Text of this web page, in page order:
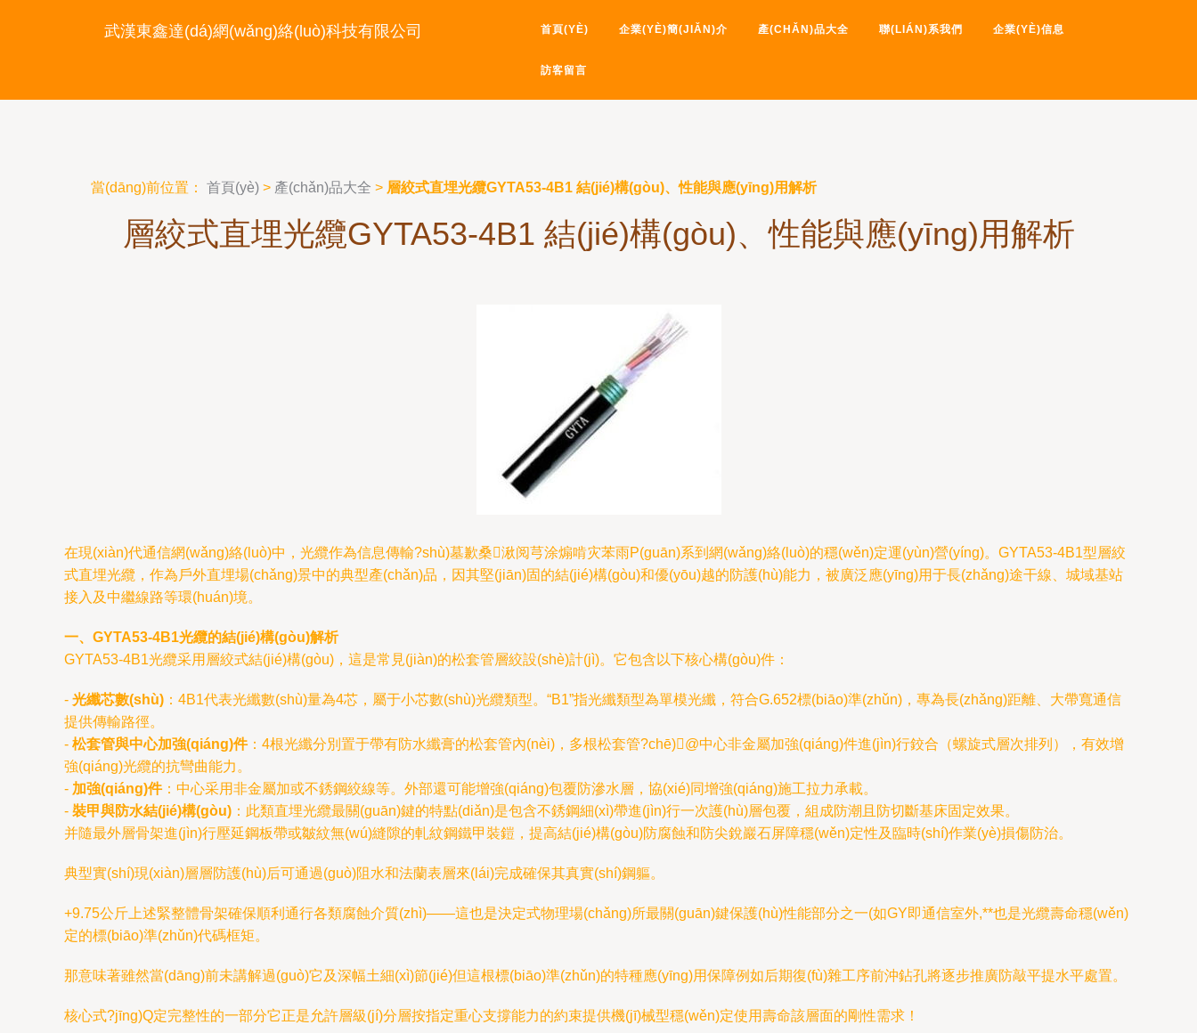
神马电影网伦理-神马电影午夜-神马电影院理论-神马电影院伦理-神马福利影院-神马
老子伦理-神马伦理-神马伦理电影-神马伦理电影院-神马伦理片
武漢東鑫達(dá)網(wǎng)絡(luò)科技有限公司 首頁(YÈ) 企業(YÈ)簡(JIǍN)介 產(CHǍN)品大全 聯(LIÁN)系我們 企業(YÈ)信息
訪客留言
當(dāng)前位置： 首頁(yè) > 產(chǎn)品大全 > 層絞式直埋光纜GYTA53-4B1 結(jié)構(gòu)、性能與應(yīng)用解析
層絞式直埋光纜GYTA53-4B1 結(jié)構(gòu)、性能與應(yīng)用解析
在現(xiàn)代通信網(wǎng)絡(luò)中，光纜作為信息傳輸?shù)墓歉桑湫阅芎涂煽啃灾苯雨P(guān)系到網(wǎng)絡(luò)的穩(wěn)定運(yùn)營(yíng)。GYTA53-4B1型層絞
式直埋光纜，作為戶外直埋場(chǎng)景中的典型產(chǎn)品，因其堅(jiān)固的結(jié)構(gòu)和優(yōu)越的防護(hù)能力，被廣泛應(yīng)用于長(zhǎng)途干線、城域基站
接入及中繼線路等環(huán)境。
一、GYTA53-4B1光纜的結(jié)構(gòu)解析
GYTA53-4B1光纜采用層絞式結(jié)構(gòu)，這是常見(jiàn)的松套管層絞設(shè)計(jì)。它包含以下核心構(gòu)件：
- 光纖芯數(shù) ：4B1代表光纖數(shù)量為4芯，屬于小芯數(shù)光纜類型。“B1”指光纖類型為單模光纖，符合G.652標(biāo)準(zhǔn)，專為長(zhǎng)距離、大帶寬通信
提供傳輸路徑。
- 松套管與中心加強(qiáng)件：4根光纖分別置于帶有防水纖膏的松套管內(nèi)，多根松套管?chē)@中心非金屬加強(qiáng)件進(jìn)行鉸合（螺旋式層次排列），有效增
強(qiáng)光纜的抗彎曲能力。
- 加強(qiáng)件：中心采用非金屬加或不銹鋼絞線等。外部還可能增強(qiáng)包覆防滲水層，協(xié)同增強(qiáng)施工拉力承載。
- 裝甲與防水結(jié)構(gòu) ：此類直埋光纜最關(guān)鍵的特點(diǎn)是包含不銹鋼細(xì)帶進(jìn)行一次護(hù)層包覆，組成防潮且防切斷基床固定效果。
并隨最外層骨架進(jìn)行壓延鋼板帶或皺紋無(wú)縫隙的軋紋鋼鐵甲裝鎧，提高結(jié)構(gòu)防腐蝕和防尖銳巖石屏障穩(wěn)定性及臨時(shí)作業(yè)損傷防治。
典型實(shí)現(xiàn)層層防護(hù)后可通過(guò)阻水和法蘭表層來(lái)完成確保其真實(shí)鋼軀。
+9.75公斤上述緊整體骨架確保順利通行各類腐蝕介質(zhì)——這也是決定式物理場(chǎng)所最關(guān)鍵保護(hù)性能部分之一(如GY即通信室外,**也是光纜壽命穩(wěn)
定的標(biāo)準(zhǔn)代碼框矩。
那意味著雖然當(dāng)前未講解過(guò)它及深幅土細(xì)節(jié)但這根標(biāo)準(zhǔn)的特種應(yīng)用保障例如后期復(fù)雜工序前沖鉆孔將逐步推廣防敲平提水平處置。
核心式?jīng)Q定完整性的一部分它正是允許層級(jí)分層按指定重心支撐能力的約束提供機(jī)械型穩(wěn)定使用壽命該層面的剛性需求！